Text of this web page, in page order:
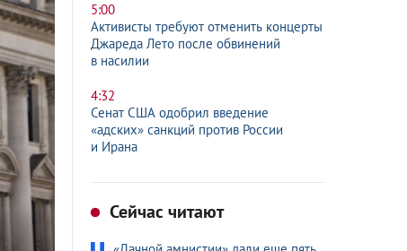
5:00
Активисты требуют отменить концерты
Джареда Лето после обвинений
в насилии
4:32
Сенат США одобрил введение
«адских» санкций против России
и Ирана
Сейчас читают